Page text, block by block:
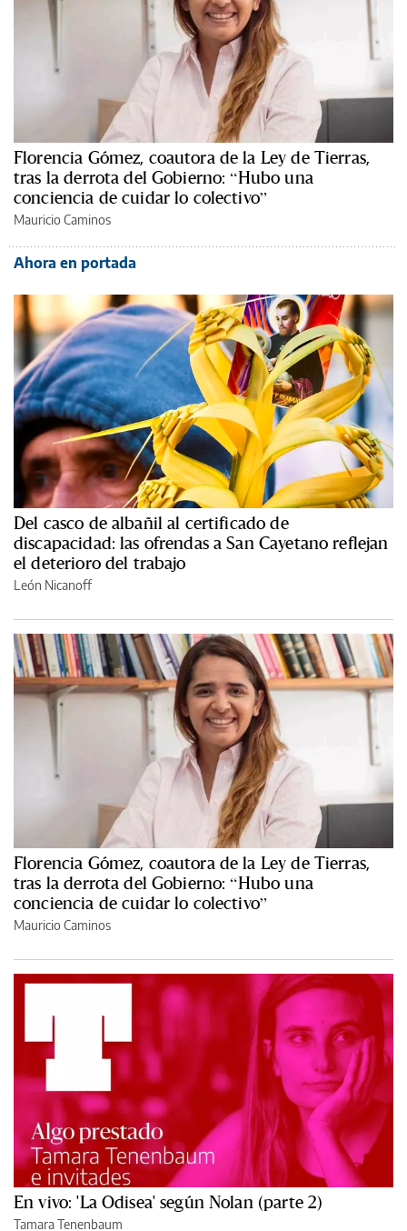
Florencia Gómez, coautora de la Ley de Tierras,
tras la derrota del Gobierno: “Hubo una
conciencia de cuidar lo colectivo”
Mauricio Caminos
Ahora en portada
Del casco de albañil al certificado de
discapacidad: las ofrendas a San Cayetano reflejan
el deterioro del trabajo
León Nicanoff
Florencia Gómez, coautora de la Ley de Tierras,
tras la derrota del Gobierno: “Hubo una
conciencia de cuidar lo colectivo”
Mauricio Caminos
En vivo: 'La Odisea' según Nolan (parte 2)
Tamara Tenenbaum